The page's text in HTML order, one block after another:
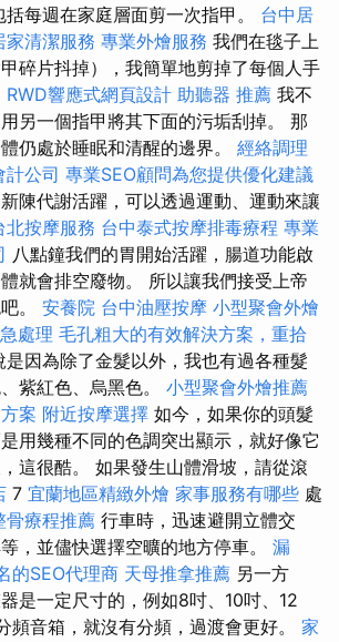
每週在家庭層面剪一次指甲。 台中居
家清潔服務 專業外燴服務 我們在毯子上
碎片抖掉），我簡單地剪掉了每個人手
RWD響應式網頁設計 助聽器 推薦 我不
另一個指甲將其下面的污垢刮掉。 那
仍處於睡眠和清醒的邊界。 經絡調理
計公司 專業SEO顧問為您提供優化建議
陳代謝活躍，可以透過運動、運動來讓
北按摩服務 台中泰式按摩排毒療程 專業
八點鐘我們的胃開始活躍，腸道功能啟
就會排空廢物。 所以讓我們接受上帝
。 安養院 台中油壓按摩 小型聚會外燴
處理 毛孔粗大的有效解決方案，重拾
是因為除了金髮以外，我也有過各種髮
紫紅色、烏黑色。 小型聚會外燴推薦
案 附近按摩選擇 如今，如果你的頭髮
用幾種不同的色調突出顯示，就好像它
這很酷。 如果發生山體滑坡，請從滾
7 宜蘭地區精緻外燴 家事服務有哪些 處
骨療程推薦 行車時，迅速避開立體交
，並儘快選擇空曠的地方停車。 漏
的SEO代理商 天母推拿推薦 另一方
是一定尺寸的，例如8吋、10吋、12
頻音箱，就沒有分頻，過渡會更好。 家